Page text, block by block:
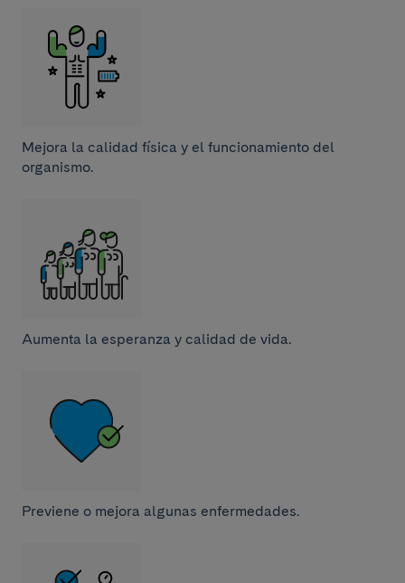
Mejora la calidad física y el funcionamiento del
organismo.
Aumenta la esperanza y calidad de vida.
Previene o mejora algunas enfermedades.